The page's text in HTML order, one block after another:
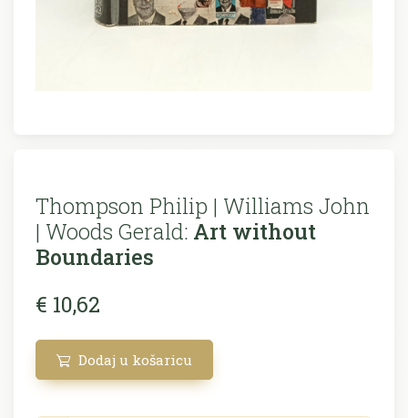
Thompson Philip | Williams John
| Woods Gerald: Art without
Boundaries
€ 10,62
Dodaj u košaricu